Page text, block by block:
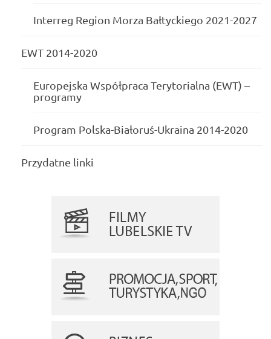
Interreg Region Morza Bałtyckiego 2021-2027
EWT 2014-2020
Europejska Współpraca Terytorialna (EWT) –
programy
Program Polska-Białoruś-Ukraina 2014-2020
Przydatne linki